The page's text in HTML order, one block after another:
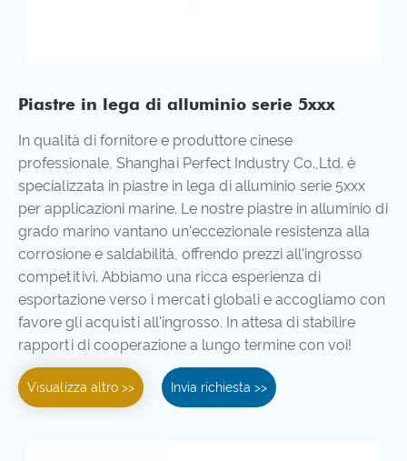
Piastre in lega di alluminio serie 5xxx
In qualità di fornitore e produttore cinese
professionale, Shanghai Perfect Industry Co.,Ltd. è
specializzata in piastre in lega di alluminio serie 5xxx
per applicazioni marine. Le nostre piastre in alluminio di
grado marino vantano un'eccezionale resistenza alla
corrosione e saldabilità, offrendo prezzi all'ingrosso
competitivi. Abbiamo una ricca esperienza di
esportazione verso i mercati globali e accogliamo con
favore gli acquisti all'ingrosso. In attesa di stabilire
rapporti di cooperazione a lungo termine con voi!
Visualizza altro >> Invia richiesta >>